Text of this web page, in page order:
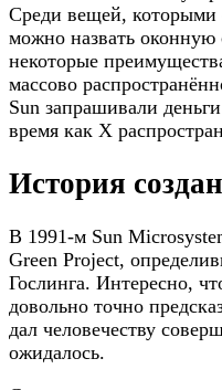
Среди вещей, которыми
можно назвать
некоторые
массово
Sun запрашивали
время как X
История
В 1991-м Sun
Green Project,
Гослинга. Интересно,
довольно точно
дал человечеству
ожидалось.